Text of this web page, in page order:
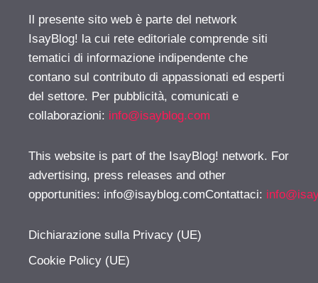
Il presente sito web è parte del network
IsayBlog! la cui rete editoriale comprende siti
tematici di informazione indipendente che
contano sul contributo di appassionati ed esperti
del settore. Per pubblicità, comunicati e
collaborazioni: info@isayblog.com
This website is part of the IsayBlog! network. For
advertising, press releases and other
opportunities: info@isayblog.comContattaci:
Dichiarazione sulla Privacy (UE)
Cookie Policy (UE)